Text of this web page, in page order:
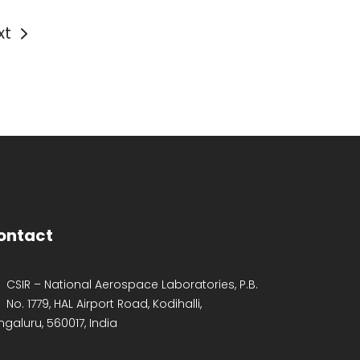
CSIR – National Aerospace Laboratories, P.B.
No. 1779, HAL Airport Road, Kodihalli,
560017, India